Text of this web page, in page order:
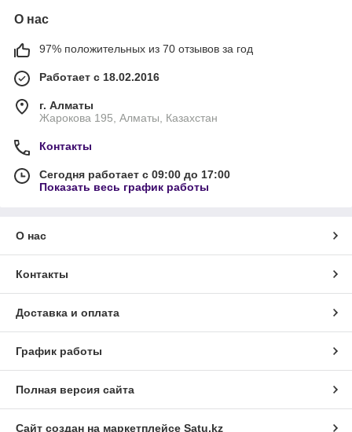
О нас
97% положительных из 70 отзывов за год
Работает с 18.02.2016
г. Алматы
Жарокова 195, Алматы, Казахстан
Контакты
Сегодня работает с 09:00 до 17:00
Показать весь график работы
О нас
Контакты
Доставка и оплата
График работы
Полная версия сайта
Сайт создан на маркетплейсе Satu.kz